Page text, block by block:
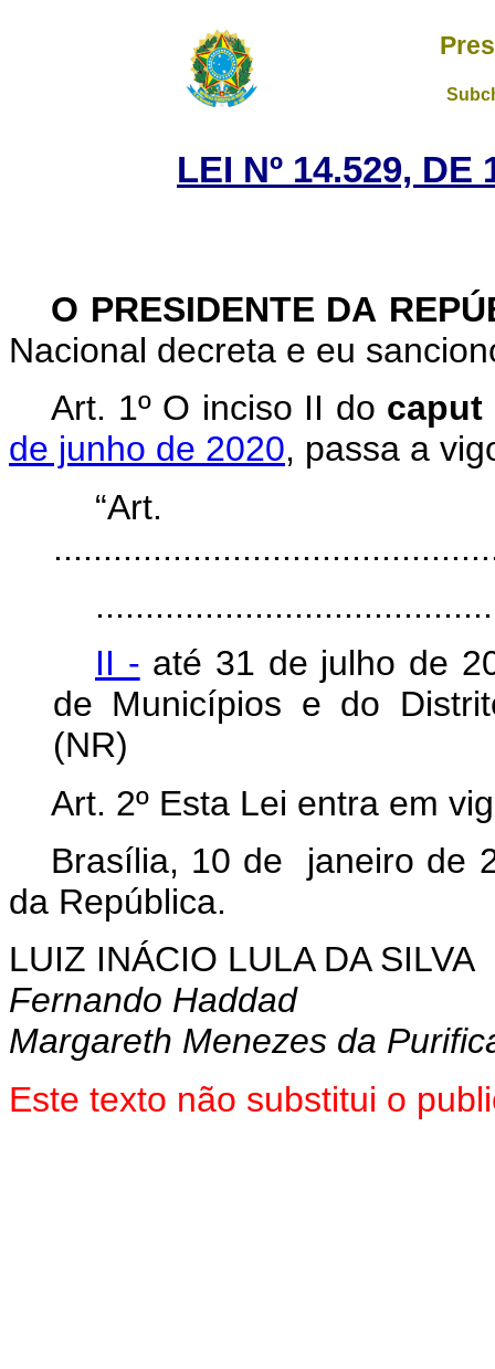
LEI Nº 14.529, DE
O PRESIDENTE DA
Nacional decreta e eu
Art. 1º O inciso II do caput
de junho de 2020, passa a
II - até 31 de julho de
de Municípios e do
(NR)
Art. 2º Esta Lei entra em
Brasília, 10 de janeiro de
da República.
LUIZ INÁCIO LULA DA SILVA
Fernando Haddad
Margareth Menezes da
Este texto não substitui o